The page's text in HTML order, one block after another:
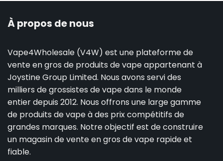
À propos de nous
Vape4Wholesale (V4W) est une plateforme de
vente en gros de produits de vape appartenant à
Joystine Group Limited. Nous avons servi des
milliers de grossistes de vape dans le monde
entier depuis 2012. Nous offrons une large gamme
de produits de vape à des prix compétitifs de
grandes marques. Notre objectif est de construire
un magasin de vente en gros de vape rapide et
fiable.